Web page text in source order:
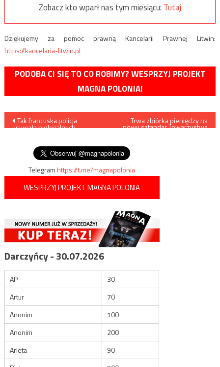
Zobacz kto wparł nas tym miesiącu: Tutaj
Dziękujemy za pomoc prawną Kancelarii Prawnej Litwin:
https://kancelaria-litwin.pl
PODOBA CI SIĘ TO CO ROBIMY? WESPRZYJ PROJEKT
MAGNA POLONIA!
Nawigacja
Tak francuska policja
usuwała nielegalnych
Trwa zbiórka pieniędzy na
nowy sztandar Towarzystwa
Telegramhttps://t.me/magnapolonia
WESPRZYJ PROJEKT MAGNA POLONIA
Darczyńcy - 30.07.2026
AP
30
Artur
70
Anonim
100
Anonim
200
Arleta
90